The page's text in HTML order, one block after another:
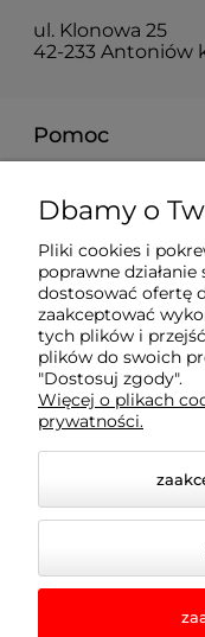
ul. Klonowa 25
42-233 Antoniów
Pomoc
Moje konto
Płatności i
Informacje
O nas
Dbamy o
Pliki cookies i
poprawne
dostosować ofertę
zaakceptować
tych plików i
plików do swoich
"Dostosuj zgody".
Więcej o plikach
prywatności.